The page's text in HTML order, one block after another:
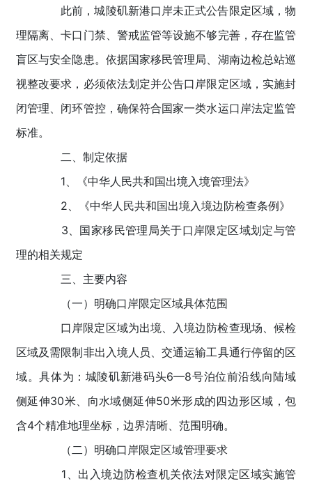
此前，城陵矶新港口岸未正式公告限定区域，物
理隔离、卡口门禁、警戒监管等设施不够完善，存在监管
盲区与安全隐患。依据国家移民管理局、湖南边检总站巡
视整改要求，必须依法划定并公告口岸限定区域，实施封
闭管理、闭环管控，确保符合国家一类水运口岸法定监管
标准。
二、制定依据
1、《中华人民共和国出境入境管理法》
2、《中华人民共和国出境入境边防检查条例》
3、国家移民管理局关于口岸限定区域划定与管
理的相关规定
三、主要内容
（一）明确口岸限定区域具体范围
口岸限定区域为出境、入境边防检查现场、候检
区域及需限制非出入境人员、交通运输工具通行停留的区
域。具体为：城陵矶新港码头6—8号泊位前沿线向陆域
侧延伸30米、向水域侧延伸50米形成的四边形区域，包
含4个精准地理坐标，边界清晰、范围明确。
（二）明确口岸限定区域管理要求
1、出入境边防检查机关依法对限定区域实施管